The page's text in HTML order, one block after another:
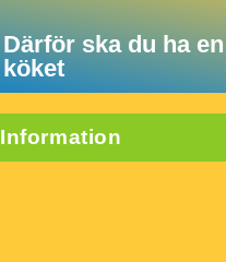
Därför ska du ha
köket
Information